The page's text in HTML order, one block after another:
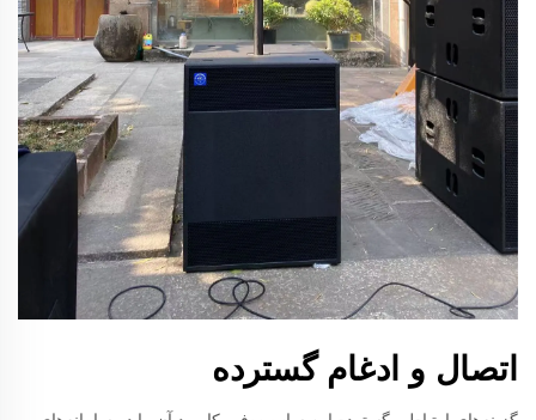
اتصال و ادغام گسترده